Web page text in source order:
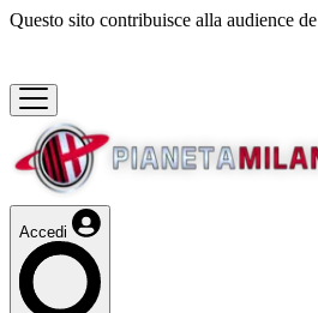
Questo sito contribuisce alla audience de
Accedi